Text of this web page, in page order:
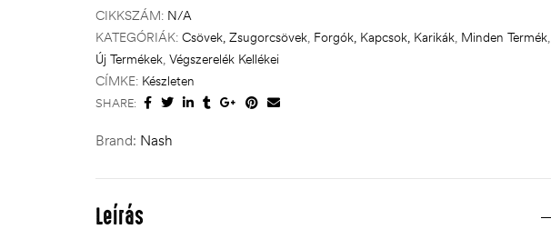
CIKKSZÁM: N/A
KATEGÓRIÁK: Csövek, Zsugorcsövek, Forgók, Kapcsok, Karikák, Minden Termék,
Új Termékek, Végszerelék Kellékei
CÍMKE: Készleten
SHARE:
Brand: Nash
Leírás